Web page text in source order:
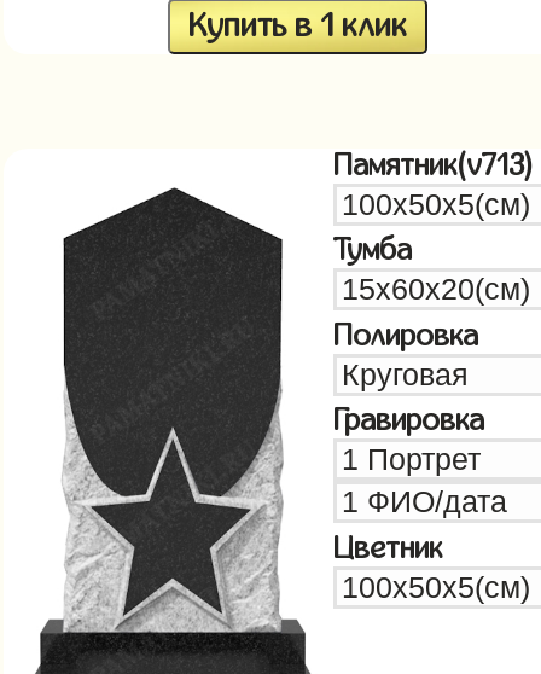
Купить в 1 клик
Памятник(v713)
Тумба
Полировка
Гравировка
Цветник